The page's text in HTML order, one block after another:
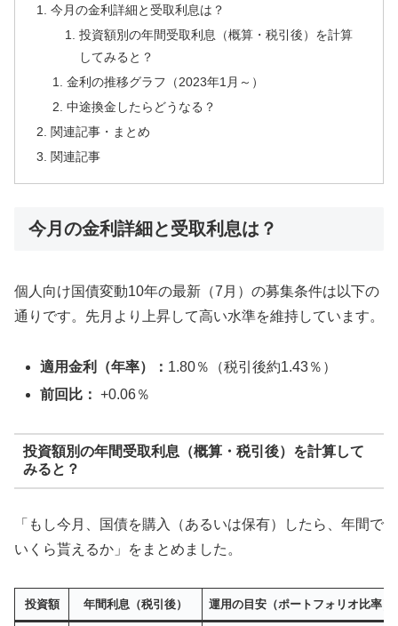
今月の金利詳細と受取利息は？
投資額別の年間受取利息（概算・税引後）を計算
してみると？
金利の推移グラフ（2023年1月～）
中途換金したらどうなる？
関連記事・まとめ
関連記事
今月の金利詳細と受取利息は？
個人向け国債変動10年の最新（7月）の募集条件は以下の
通りです。先月より上昇して高い水準を維持しています。
適用金利（年率）： 1.80％（税引後約1.43％）
前回比： +0.06％
投資額別の年間受取利息（概算・税引後）を計算して
みると？
「もし今月、国債を購入（あるいは保有）したら、年間で
いくら貰えるか」をまとめました。
投資額 年間利息（税引後） 運用の目安（ポートフォリオ比率）